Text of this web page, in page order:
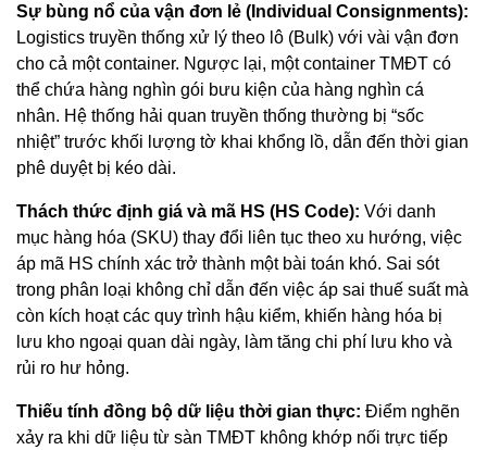
Sự bùng nổ của vận đơn lẻ (Individual Consignments):
Logistics truyền thống xử lý theo lô (Bulk) với vài vận đơn
cho cả một container. Ngược lại, một container TMĐT có
thể chứa hàng nghìn gói bưu kiện của hàng nghìn cá
nhân. Hệ thống hải quan truyền thống thường bị “sốc
nhiệt” trước khối lượng tờ khai khổng lồ, dẫn đến thời gian
phê duyệt bị kéo dài.
Thách thức định giá và mã HS (HS Code): Với danh
mục hàng hóa (SKU) thay đổi liên tục theo xu hướng, việc
áp mã HS chính xác trở thành một bài toán khó. Sai sót
trong phân loại không chỉ dẫn đến việc áp sai thuế suất mà
còn kích hoạt các quy trình hậu kiểm, khiến hàng hóa bị
lưu kho ngoại quan dài ngày, làm tăng chi phí lưu kho và
rủi ro hư hỏng.
Thiếu tính đồng bộ dữ liệu thời gian thực: Điểm nghẽn
xảy ra khi dữ liệu từ sàn TMĐT không khớp nối trực tiếp